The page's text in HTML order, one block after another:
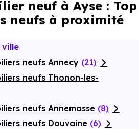
neuf à Ayse : Top
neufs à proximité
ville
neufs Annecy (21)
neufs Thonon-les-
neufs Annemasse (8)
neufs Douvaine (6)